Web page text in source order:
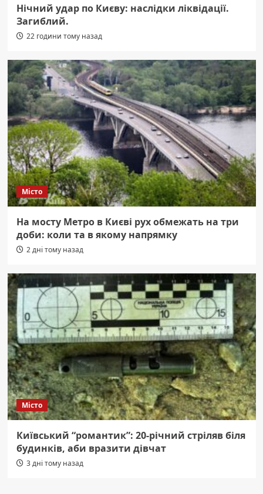
Нічний удар по Києву: наслідки ліквідації.
Загиблий.
22 години тому назад
Місто
На мосту Метро в Києві рух обмежать на три
доби: коли та в якому напрямку
2 дні тому назад
Місто
Київський “романтик”: 20-річний стріляв біля
будинків, аби вразити дівчат
3 дні тому назад